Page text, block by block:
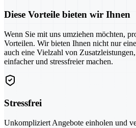
Diese Vorteile bieten wir Ihnen
Wenn Sie mit uns umziehen möchten,
Vorteilen. Wir bieten Ihnen nicht nur
auch eine Vielzahl von
einfacher und stressfreier machen.
Stressfrei
Unkompliziert Angebote einholen und